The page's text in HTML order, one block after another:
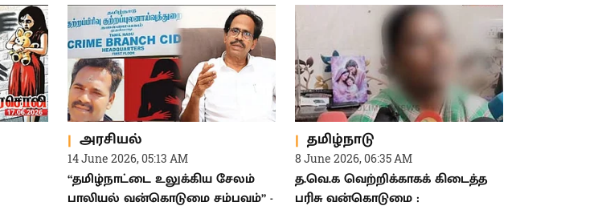
அரசியல்
14 June 2026, 05:13 AM
“தமிழ்நாட்டை உலுக்கிய சேலம்
பாலியல் வன்கொடுமை சம்பவம்” -
தமிழ்நாடு
8 June 2026, 06:35 AM
த.வெ.க வெற்றிக்காகக் கிடைத்த
பரிசு வன்கொடுமை :